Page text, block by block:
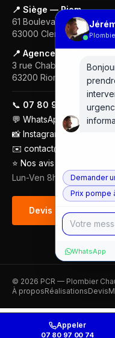
📍 Siège — Riom
61 Boulevard Gustave
63000 Clermont-Ferrand
📍 Agence — Clermont-
3 rue Chabrol
63200 Riom
📞 07 80 97 00 74
💬 WhatsApp
📸 Instagram
✉️ contact@plombier-
⭐ Nos avis Google (5/5 ·
Lun-Ven 8h-18h
Devis gratuit
© 2026 PCR — Plombier
À proposRéalisationsDevis
Appeler
07 80 97 00 74
Demander
Prix pompe
WhatsApp